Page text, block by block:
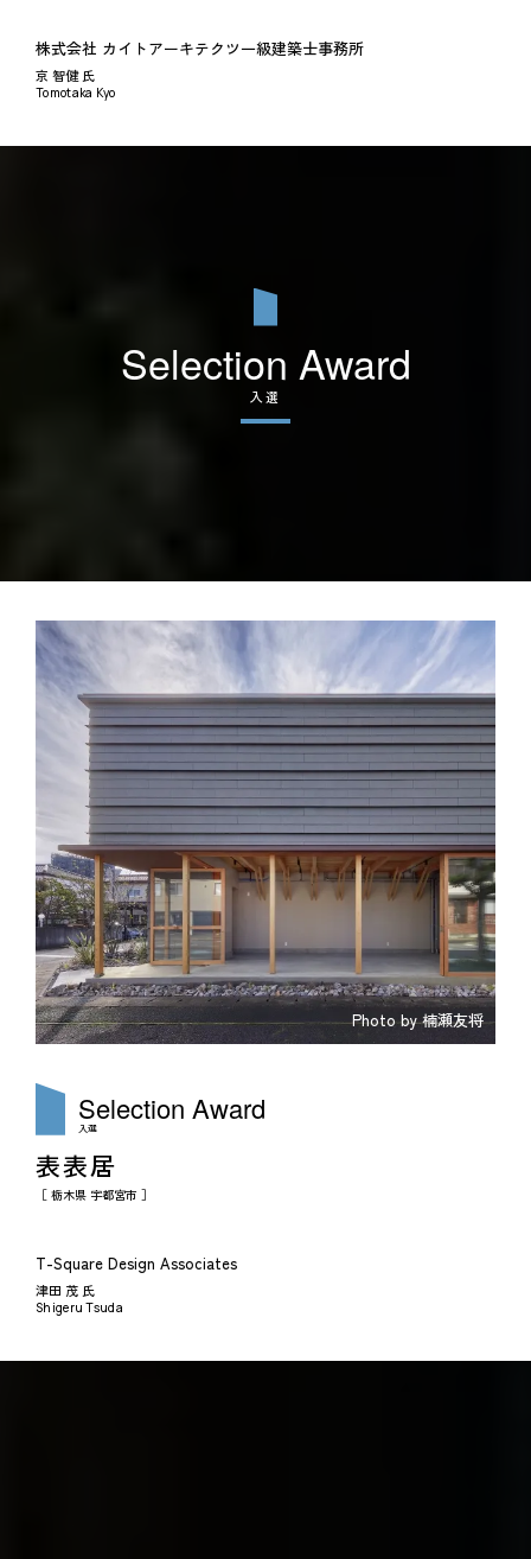
株式会社 カイトアーキテクツ一級建築士事務所
京 智健 氏
Tomotaka Kyo
Selection Award
入選
Photo by 楠瀬友将
Selection Award
入選
表表居
［ 栃木県 宇都宮市 ］
T-Square Design Associates
津田 茂 氏
Shigeru Tsuda